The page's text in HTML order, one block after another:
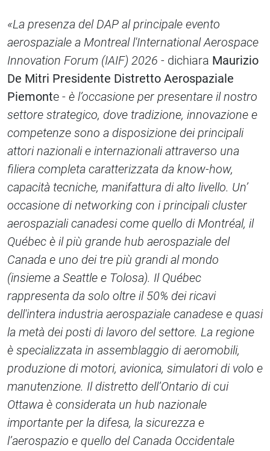
«La presenza del DAP al principale evento
aerospaziale a Montreal l'International Aerospace
Innovation Forum (IAIF) 2026 - dichiara Maurizio
De Mitri Presidente Distretto Aerospaziale
Piemonte - è l’occasione per presentare il nostro
settore strategico, dove tradizione, innovazione e
competenze sono a disposizione dei principali
attori nazionali e internazionali attraverso una
filiera completa caratterizzata da know-how,
capacità tecniche, manifattura di alto livello. Un’
occasione di networking con i principali cluster
aerospaziali canadesi come quello di Montréal, il
Québec è il più grande hub aerospaziale del
Canada e uno dei tre più grandi al mondo
(insieme a Seattle e Tolosa). Il Québec
rappresenta da solo oltre il 50% dei ricavi
dell'intera industria aerospaziale canadese e quasi
la metà dei posti di lavoro del settore. La regione
è specializzata in assemblaggio di aeromobili,
produzione di motori, avionica, simulatori di volo e
manutenzione. Il distretto dell’Ontario di cui
Ottawa è considerata un hub nazionale
importante per la difesa, la sicurezza e
l’aerospazio e quello del Canada Occidentale